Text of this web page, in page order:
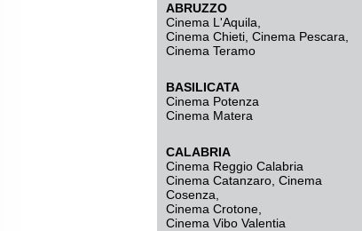
ABRUZZO
Cinema L'Aquila
Cinema Chieti, Cinema Pescara,
Cinema Teramo
BASILICATA
Cinema Potenza
Cinema Matera
CALABRIA
Cinema Reggio Calabria
Cinema Catanzaro Cinema
Cosenza
Cinema Crotone
Cinema Vibo Valentia